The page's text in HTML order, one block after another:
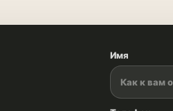
Имя